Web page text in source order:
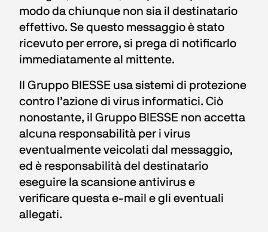
modo da chiunque non sia il destinatario
effettivo. Se questo messaggio è stato
ricevuto per errore, si prega di notificarlo
immediatamente al mittente.
Il Gruppo BIESSE usa sistemi di protezione
contro l’azione di virus informatici. Ciò
nonostante, il Gruppo BIESSE non accetta
alcuna responsabilità per i virus
eventualmente veicolati dal messaggio,
ed è responsabilità del destinatario
eseguire la scansione antivirus e
verificare questa e-mail e gli eventuali
allegati.